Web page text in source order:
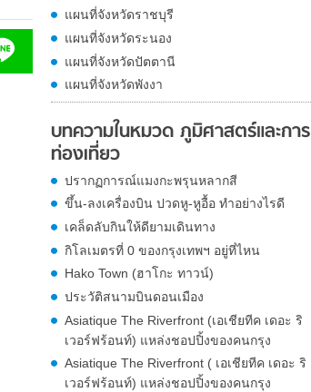
แผนที่จังหวัดราชบุรี
แผนที่จังหวัดระนอง
แผนที่จังหวัดปัตตานี
แผนที่จังหวัดพังงา
บทความในหมวด ภูมิศาสตร์และการ
ท่องเที่ยว
ปรากฏการณ์แมงกะพรุนหลากสี
ขึ้น-ลงเครื่องบิน ปวดหู-หูอื้อ ทำอย่างไรดี
เคล็ดลับกินให้ดียามเดินทาง
กิโลเมตรที่ 0 ของกรุงเทพฯ อยู่ที่ไหน
Hako Town (ฮาโกะ ทาวน์)
ประวัติสนามบินดอนเมือง
Asiatique The Riverfront (เอเชียทีค เดอะ ริ
เวอร์ฟร้อนท์) แหล่งชอปปิ้งของคนกรุง
Asiatique The Riverfront ( เอเชียทีค เดอะ ริ
เวอร์ฟร้อนท์) แหล่งชอปปิ้งของคนกรุง